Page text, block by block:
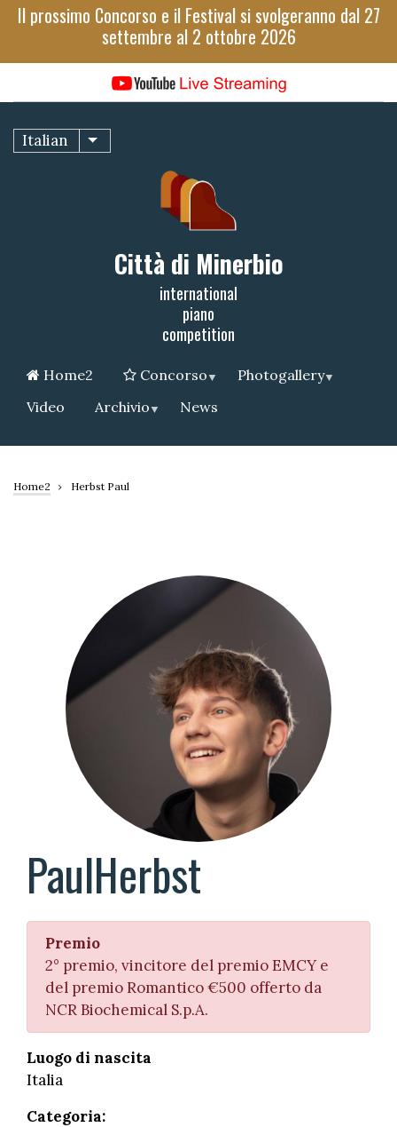
Salta
Il prossimo Concorso e il Festival si svolgeranno dal 27
settembre al 2 ottobre 2026
Italian Mostra ulteriori azioni
Città di Minerbio
international
piano
competition
Home2 Concorso
Photogallery
Video
Archivio News
Home2 Herbst Paul
PaulHerbst
Premio
2° premio, vincitore del premio EMCY e
del premio Romantico €500 offerto da
NCR Biochemical S.p.A.
Luogo di nascita
Italia
Categoria: